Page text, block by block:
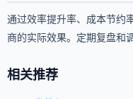
通过效率提升率、成本节约
商的实际效果。定期复盘和
相关推荐